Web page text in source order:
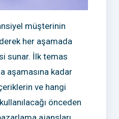
müşterinin
her aşamada
sunar. İlk temas
aşamasına kadar
ve hangi
önceden